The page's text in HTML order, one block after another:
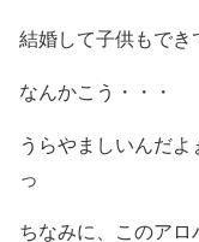
結婚して子供もでき
なんかこう・・・
うらやましいんだよ
っ
ちなみに、このア